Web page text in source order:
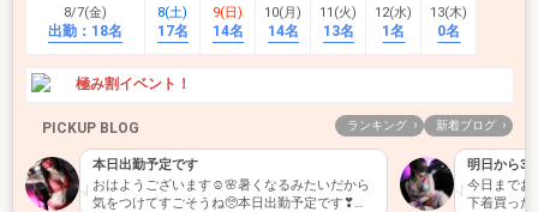
8/7(金)
出勤： 18名
8(土)
17名
9(日)
14名
10(月)
14名
11(火)
13名
12(水)
1名
13(木)
0名
極み割イベント！
PICKUP BLOG ランキング 新着ブログ
本日出勤予定です
おはようございます☺️🌸暑くなるみたいだから
気をつけてすごそうね🥺本日出勤予定です❣
明日から3
今日までお
下着買った